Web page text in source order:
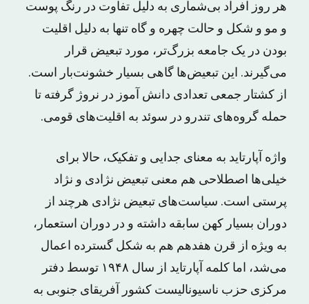
هر روز افراد بی‌شماری به دلیل تفاوت در رنگ پوست
و مو و شکل و حالت چهره و گاه تنها به دلیل اقلیت
بودن در یک جامعه بزرگ‌تر، مورد تبعیض قرار
می‌گیرند. این تبعیض‌ها گاهی بسیار خشونت‌بار است.
از کشتار جمعی تعدادی دانش آموز در نروژ گرفته تا
حمله گروه‌های تندرو در سوئد به اقلیت‌های قومی.
واژه آپارتاید به معنای جدایی و تفکیک، حالا برای
خیلی‌ها اصطلاحی هم معنی تبعیض نژادی و نژاد
پرستی است. سیاست‌های تبعیض نژادی هرچند از
دوران بسیار کهن سابقه داشته و در دوران استعمار،
به ویژه از قرن هفدهم هم به شکل گسترده اعمال
می‌شد، اما کلمه آپارتاید از سال ۱۹۴۸ توسط دفتر
مرکزی حزب ناسیونالیست کشور آفریقای جنوبی به